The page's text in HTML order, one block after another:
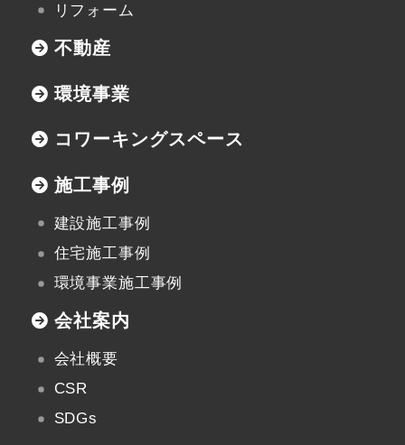
新潟県小千谷市三仏生2533番地
TEL:0258-82-0535
リフォーム
不動産
環境事業
コワーキングスペース
施工事例
建設施工事例
住宅施工事例
環境事業施工事例
会社案内
会社概要
CSR
SDGs